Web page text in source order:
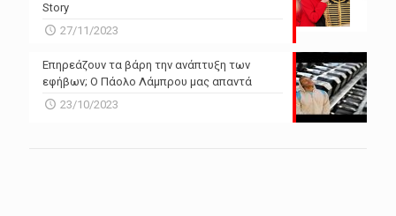
Story
27/11/2023
Επηρεάζουν τα βάρη την ανάπτυξη των
εφήβων; Ο Πάολο Λάμπρου μας απαντά
23/10/2023